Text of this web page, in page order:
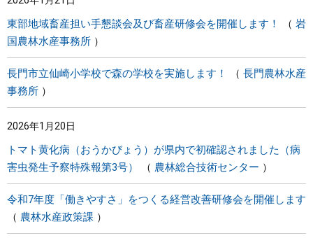
県政情報
東部地域畜産担い手懇談会及び畜産研修会を開催します！
岩
国農林水産事務所
長門市立仙崎小学校で森の学校を実施します！
長門農林水産
事務所
2026年1月20日
トマト黄化病（おうかびょう）が県内で初確認されました（病
害虫発生予察特殊報第3号）
農林総合技術センター
令和7年度「働きやすさ」をつくる経営改善研修会を開催します
農林水産政策課